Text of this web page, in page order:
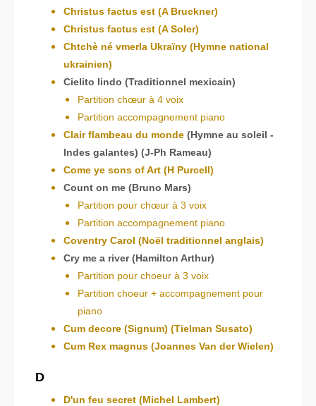
Christus factus est (A Bruckner)
Christus factus est (A Soler)
Chtchè né vmerla Ukraïny (Hymne national
ukrainien)
Cielito lindo (Traditionnel mexicain)
Partition chœur à 4 voix
Partition accompagnement piano
Clair flambeau du monde (Hymne au soleil -
Indes galantes) (J-Ph Rameau)
Come ye sons of Art (H Purcell)
Count on me (Bruno Mars)
Partition pour chœur à 3 voix
Partition accompagnement piano
Coventry Carol (Noël traditionnel anglais)
Cry me a river (Hamilton Arthur)
Partition pour choeur à 3 voix
Partition choeur + accompagnement pour
piano
Cum decore (Signum) (Tielman Susato)
Cum Rex magnus (Joannes Van der Wielen)
D
D'un feu secret (Michel Lambert)